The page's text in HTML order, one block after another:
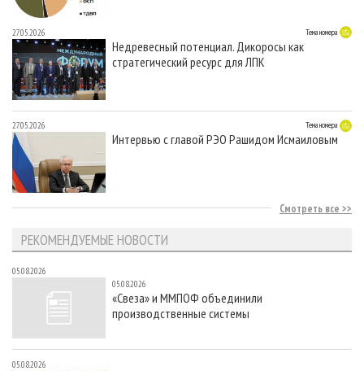
27.05.2026 Тема номера
Недревесный потенциал. Дикоросы как
стратегический ресурс для ЛПК
27.05.2026 Тема номера
Интервью с главой РЭО Рашидом Исмаиловым
Смотреть все
РЕКОМЕНДУЕМЫЕ НОВОСТИ
05.08.2026
05.08.2026
«Свеза» и ММПОФ объединили
производственные системы
05.08.2026